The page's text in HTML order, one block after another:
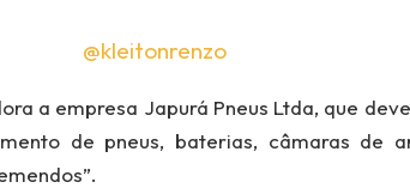
@kleitonrenzo
a empresa Japurá Pneus Ltda, que
de pneus, baterias, câmaras de